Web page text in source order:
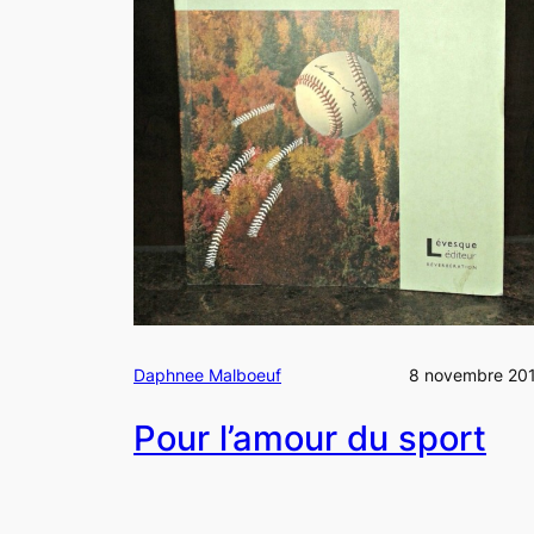
Daphnee Malboeuf 8 novembre
Pour l’amour du sport